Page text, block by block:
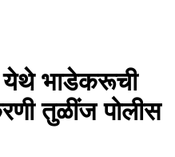
येथे भाडेकरूची
तुळींज पोलीस